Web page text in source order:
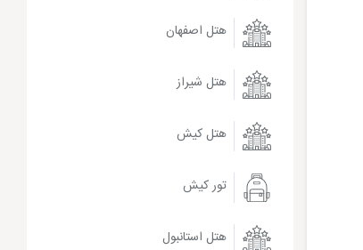
هتل اصفهان
هتل شیراز
هتل کیش
تور کیش
هتل استانبول